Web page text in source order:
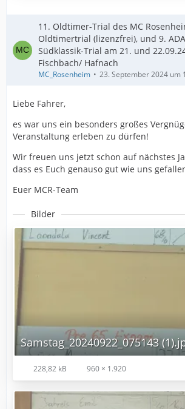
11. Oldtimer-Trial des MC
Oldtimertrial (lizenzfrei), und 9.
Südklassik-Trial am 21. und
Fischbach/ Hafnach
MC_Rosenheim 23. September 2024 um
Liebe Fahrer,
es war uns ein besonders großes
Veranstaltung erleben zu dürfen!
Wir freuen uns jetzt schon auf nächstes
dass es Euch genauso gut wie uns
Euer MCR-Team
Bilder
Samstag_20240922_075143
228,82 kB 960 × 1.920